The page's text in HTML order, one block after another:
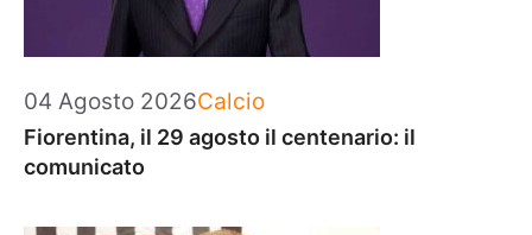
04 Agosto 2026Categorie
Calcio
Fiorentina, il 29 agosto il centenario: il
comunicato